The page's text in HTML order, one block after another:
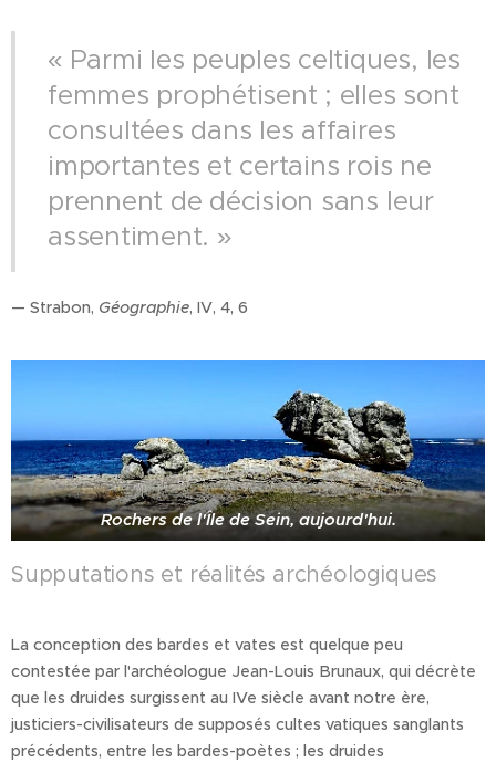
« Parmi les peuples celtiques, les
femmes prophétisent ; elles sont
consultées dans les affaires
importantes et certains rois ne
prennent de décision sans leur
assentiment. »
— Strabon, Géographie, IV, 4, 6
Rochers de l'Île de Sein, aujourd'hui.
Supputations et réalités archéologiques
La conception des bardes et vates est quelque peu
contestée par l'archéologue Jean-Louis Brunaux, qui décrète
que les druides surgissent au IVe siècle avant notre ère,
justiciers-civilisateurs de supposés cultes vatiques sanglants
précédents, entre les bardes-poètes ; les druides